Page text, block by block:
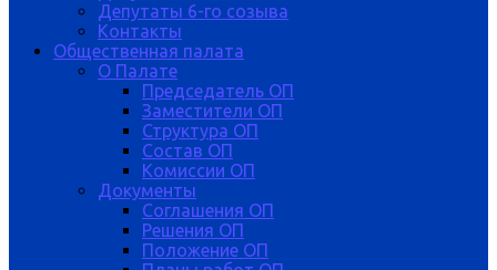
Депутаты 6-го созыва
Контакты
Общественная палата
О Палате
Председатель ОП
Заместители ОП
Структура ОП
Состав ОП
Комиссии ОП
Документы
Соглашения ОП
Решения ОП
Положение ОП